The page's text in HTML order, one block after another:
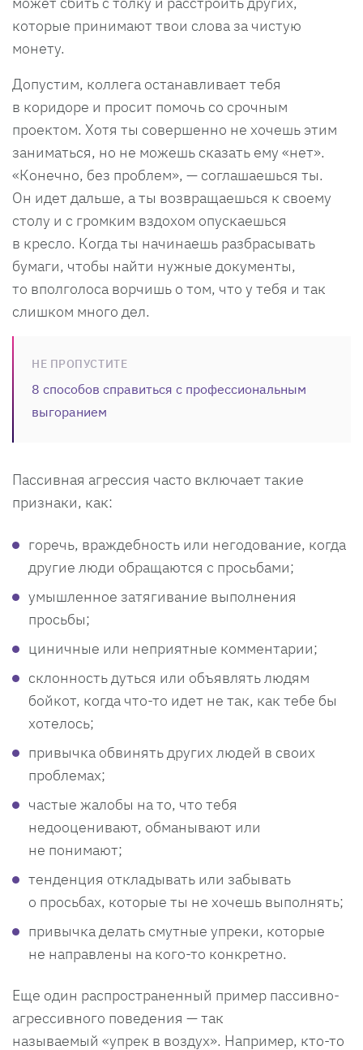
которые принимают твои слова за чистую
монету.
Допустим, коллега останавливает тебя
в коридоре и просит помочь со срочным
проектом. Хотя ты совершенно не хочешь этим
заниматься, но не можешь сказать ему «нет».
«Конечно, без проблем», — соглашаешься ты.
Он идет дальше, а ты возвращаешься к своему
столу и с громким вздохом опускаешься
в кресло. Когда ты начинаешь разбрасывать
бумаги, чтобы найти нужные документы,
то вполголоса ворчишь о том, что у тебя и так
слишком много дел.
НЕ ПРОПУСТИТЕ
8 способов справиться с профессиональным
выгоранием
Пассивная агрессия часто включает такие
признаки, как:
горечь, враждебность или негодование, когда
другие люди обращаются с просьбами;
умышленное затягивание выполнения
просьбы;
циничные или неприятные комментарии;
склонность дуться или объявлять людям
бойкот, когда что-то идет не так, как тебе бы
хотелось;
привычка обвинять других людей в своих
проблемах;
частые жалобы на то, что тебя
недооценивают, обманывают или
не понимают;
тенденция откладывать или забывать
о просьбах, которые ты не хочешь выполнять;
привычка делать смутные упреки, которые
не направлены на кого-то конкретно.
Еще один распространенный пример пассивно-
агрессивного поведения — так
называемый «упрек в воздух». Например, кто-то